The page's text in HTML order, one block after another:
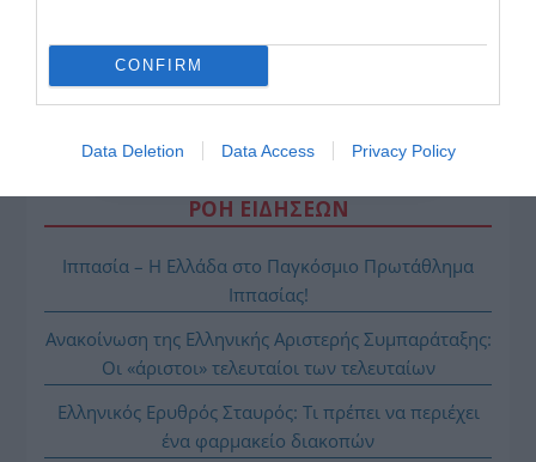
CONFIRM
Data Deletion Data Access Privacy Policy
ΡΟΗ ΕΙΔΗΣΕΩΝ
Ιππασία – Η Ελλάδα στο Παγκόσμιο Πρωτάθλημα
Ιππασίας!
Ανακοίνωση της Ελληνικής Αριστερής Συμπαράταξης:
Οι «άριστοι» τελευταίοι των τελευταίων
Ελληνικός Ερυθρός Σταυρός: Τι πρέπει να περιέχει
ένα φαρμακείο διακοπών